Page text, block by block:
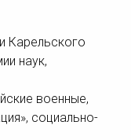
Карельского
наук,
военные,
социально-